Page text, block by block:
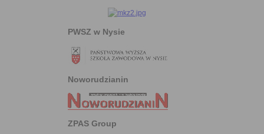
PWSZ w Nysie
Noworudzianin
ZPAS Group